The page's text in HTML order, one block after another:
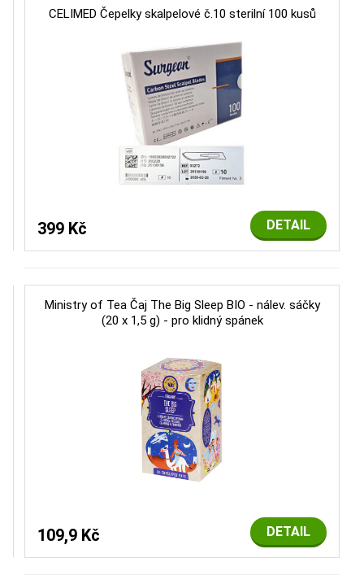
CELIMED Čepelky skalpelové č.10 sterilní 100 kusů
DETAIL
399 Kč
Ministry of Tea Čaj The Big Sleep BIO - nálev. sáčky
(20 x 1,5 g) - pro klidný spánek
DETAIL
109,9 Kč